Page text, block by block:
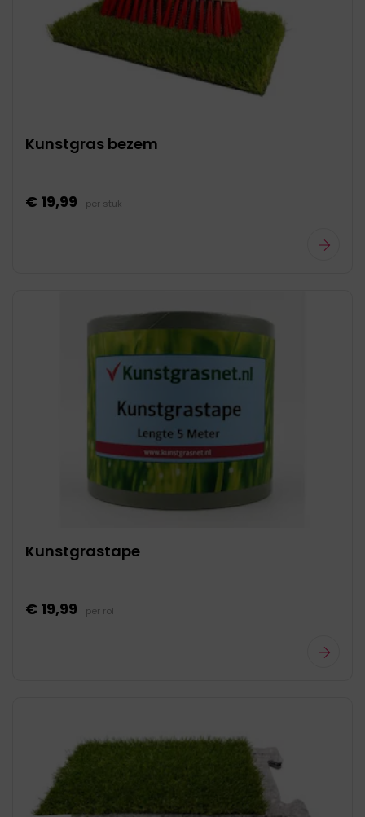
Kunstgras bezem
€ 19,99 per stuk
Kunstgrastape
€ 19,99 per rol